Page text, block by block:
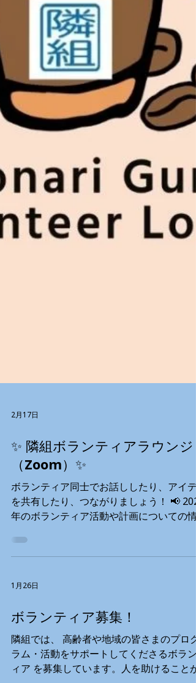
2月17日
✨ 隣組ボランティアラウンジ
（Zoom）✨
ボランティア同士でお話ししたり、アイデ
を共有したり、つながりましょう！ 📢
14:00 📅 2月28日（土） 11:00–12:00 💌 参
メールでお申し込みください。 🔗 登録後、
Zoomリンクをお送りします。 🌟 初めての
方も経験者の方も、どなたでも大歓迎です
1月26日
ボランティア募集！
隣組では、 高齢者や地域の皆さまのプログ